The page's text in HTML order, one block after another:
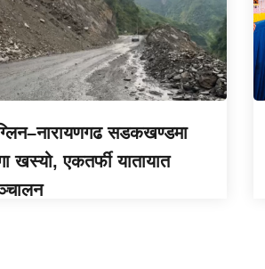
सडकखण्डमा
खस्यो, एकतर्फी यातायात